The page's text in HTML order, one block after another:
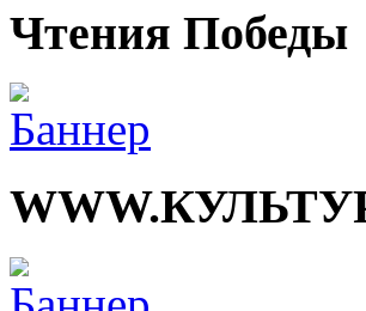
Чтения Победы